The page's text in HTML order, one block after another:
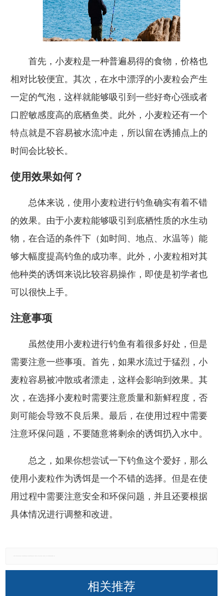
首先，小麦粒是一种普遍易得的食物，价格也
相对比较便宜。其次，在水中漂浮的小麦粒会产生
一定的气泡，这样就能够吸引到一些好奇心强或者
口腔敏感度高的底栖鱼类。此外，小麦粒还有一个
特点就是不容易被水流冲走，所以留在诱捕点上的
时间会比较长。
使用效果如何？
总体来说，使用小麦粒进行钓鱼确实有着不错
的效果。由于小麦粒能够吸引到底栖性质的水生动
物，在合适的条件下（如时间、地点、水温等）能
够大幅度提高钓鱼的成功率。此外，小麦粒相对其
他种类的诱饵来说比较容易操作，即使是初学者也
可以很快上手。
注意事项
虽然使用小麦粒进行钓鱼有着很多好处，但是
需要注意一些事项。首先，如果水流过于猛烈，小
麦粒容易被冲散或者漂走，这样会影响到效果。其
次，在选择小麦粒时需要注意质量和新鲜程度，否
则可能会导致不良后果。最后，在使用过程中需要
注意环保问题，不要随意将剩余的诱饵扔入水中。
总之，如果你想尝试一下钓鱼这个爱好，那么
使用小麦粒作为诱饵是一个不错的选择。但是在使
用过程中需要注意安全和环保问题，并且还要根据
具体情况进行调整和改进。
相关推荐